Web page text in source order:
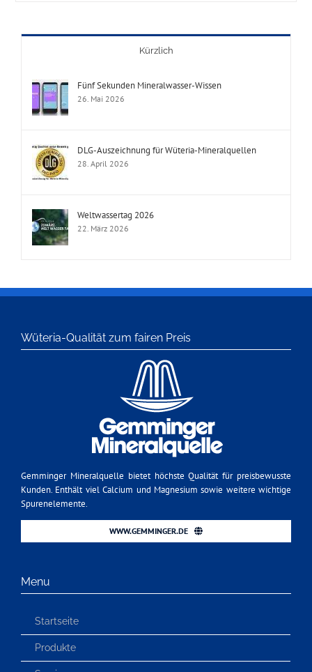
Kürzlich
Fünf Sekunden Mineralwasser-Wissen
26. Mai 2026
DLG-Auszeichnung für Wüteria-Mineralquellen
28. April 2026
Weltwassertag 2026
22. März 2026
Wüteria-Qualität zum fairen Preis
Gemminger Mineralquelle bietet höchste Qualität für preisbewusste
Kunden. Enthält viel Calcium und Magnesium sowie weitere wichtige
Spurenelemente.
WWW.GEMMINGER.DE
Menu
Startseite
Produkte